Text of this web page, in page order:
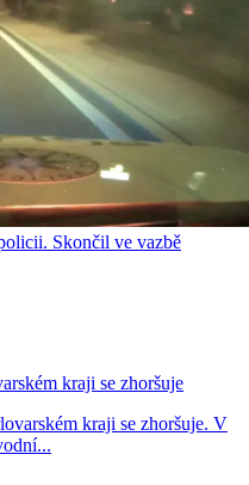
Skončil ve vazbě
kraji se zhoršuje
kraji se zhoršuje. V